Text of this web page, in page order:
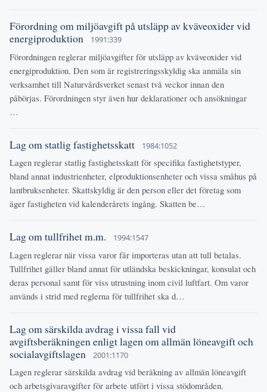
Förordning om miljöavgift på utsläpp av kväveoxider vid
energiproduktion
1991:339
Förordningen reglerar miljöavgifter för utsläpp av kväveoxider vid
energiproduktion. Den som är registreringsskyldig ska anmäla sin
verksamhet till Naturvårdsverket senast två veckor innan den
påbörjas. Förordningen styr även hur deklarationer och ansökningar
…
Lag om statlig fastighetsskatt 1984:1052
Lagen reglerar statlig fastighetsskatt för specifika fastighetstyper,
bland annat industrienheter, elproduktionsenheter och vissa småhus på
lantbruksenheter. Skattskyldig är den person eller det företag som
äger fastigheten vid kalenderårets ingång. Skatten be…
Lag om tullfrihet m.m. 1994:1547
Lagen reglerar när vissa varor får importeras utan att tull betalas.
Tullfrihet gäller bland annat för utländska beskickningar, konsulat och
deras personal samt för viss utrustning inom civil luftfart. Om varor
används i strid med reglerna för tullfrihet ska d…
Lag om särskilda avdrag i vissa fall vid
avgiftsberäkningen enligt lagen om allmän löneavgift och
socialavgiftslagen
2001:1170
Lagen reglerar särskilda avdrag vid beräkning av allmän löneavgift
och arbetsgivaravgifter för arbete utfört i vissa stödområden.